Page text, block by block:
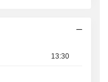
13:30